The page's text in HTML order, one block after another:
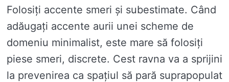
Folosiți accente smeri și subestimate. Când
adăugați accente aurii unei scheme de
domeniu minimalist, este mare să folosiți
piese smeri, discrete. Cest ravna va a sprijini
la prevenirea ca spațiul să pară suprapopulat